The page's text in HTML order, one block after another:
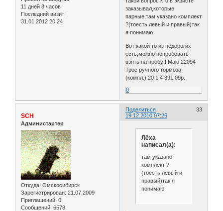
11 дней 8 часов
Последний визит:
31.01.2012 20:24
заказывал,которые
парные,там указано комплект
?(тоесть левый и правый)так
я понимаю
Вот какой то из недорогих
есть,можно попробовать
взять на пробу ! Malo 22094
Трос ручного тормоза
(компл.) 20 1 4 391,09р.
0
Поделиться
33
19.12.2010 07:26
SCH
Администартер
Откуда: Омскосибирск
Зарегистрирован: 21.07.2009
Приглашений: 0
Сообщений: 6578
Лёха
написал(а):
там указано
комплект ?
(тоесть левый и
правый)так я
понимаю